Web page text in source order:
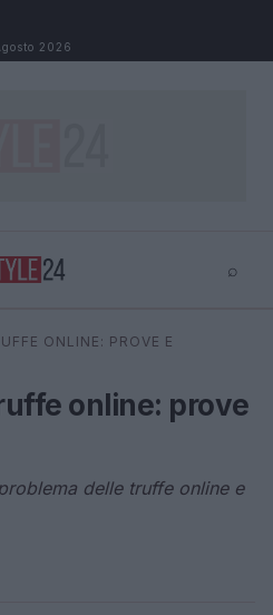
2026
⌕
ONLINE: PROVE E
online: prove
delle truffe online e